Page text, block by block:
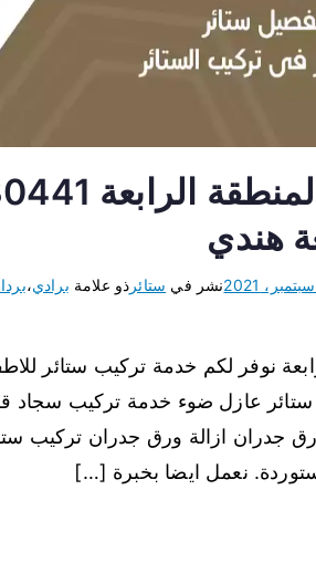
هندي
نشر في ستائر ذو علامة برادي،
نوفر لكم خدمة تركيب ستائر
عازل ضوء خدمة تركيب سجاد
جدران ازالة ورق جدران تركيب
نعمل ايضا بخبرة […]